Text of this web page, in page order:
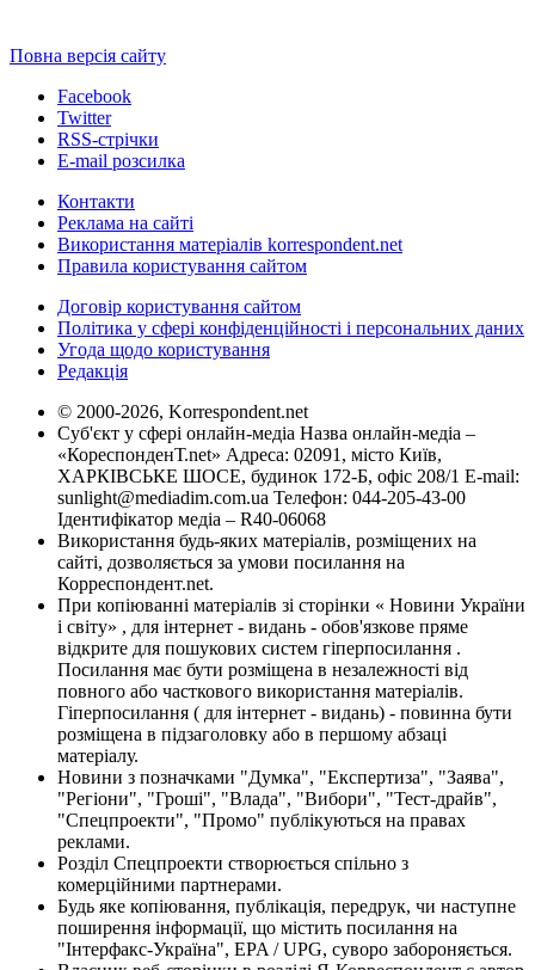
Повна версія сайту
Facebook
Twitter
RSS-стрічки
E-mail розсилка
Контакти
Реклама на сайті
Використання матеріалів korrespondent.net
Правила користування сайтом
Договір користування сайтом
Політика у сфері конфіденційності і персональних даних
Угода щодо користування
Редакція
© 2000-2026, Korrespondent.net
Суб'єкт у сфері онлайн-медіа Назва онлайн-медіа –
«КореспонденТ.net» Адреса: 02091, місто Київ,
ХАРКІВСЬКЕ ШОСЕ, будинок 172-Б, офіс 208/1 E-mail:
sunlight@mediadim.com.ua Телефон: 044-205-43-00
Ідентифікатор медіа – R40-06068
Використання будь-яких матеріалів, розміщених на
сайті, дозволяється за умови посилання на
Корреспондент.net.
При копіюванні матеріалів зі сторінки « Новини України
і світу» , для інтернет - видань - обов'язкове пряме
відкрите для пошукових систем гіперпосилання .
Посилання має бути розміщена в незалежності від
повного або часткового використання матеріалів.
Гіперпосилання ( для інтернет - видань) - повинна бути
розміщена в підзаголовку або в першому абзаці
матеріалу.
Новини з позначками "Думка", "Експертиза", "Заява",
"Регіони", "Гроші", "Влада", "Вибори", "Тест-драйв",
"Спецпроекти", "Промо" публікуються на правах
реклами.
Розділ Спецпроекти створюється спільно з
комерційними партнерами.
Будь яке копіювання, публікація, передрук, чи наступне
поширення інформації, що містить посилання на
"Інтерфакс-Україна", EPA / UPG, суворо забороняється.